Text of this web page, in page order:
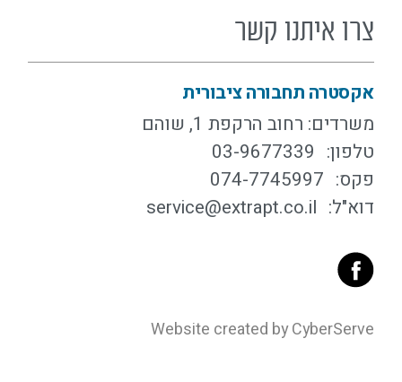
צרו איתנו קשר
אקסטרה תחבורה ציבורית
משרדים: רחוב הרקפת 1, שוהם
טלפון: 03-9677339
פקס: 074-7745997
דוא"ל: service@extrapt.co.il
Website created by CyberServe